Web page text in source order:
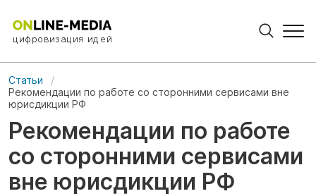
цифровизация идей
Статьи
Рекомендации по работе со сторонними сервисами вне
юрисдикции РФ
Рекомендации по работе
со сторонними сервисами
вне юрисдикции РФ